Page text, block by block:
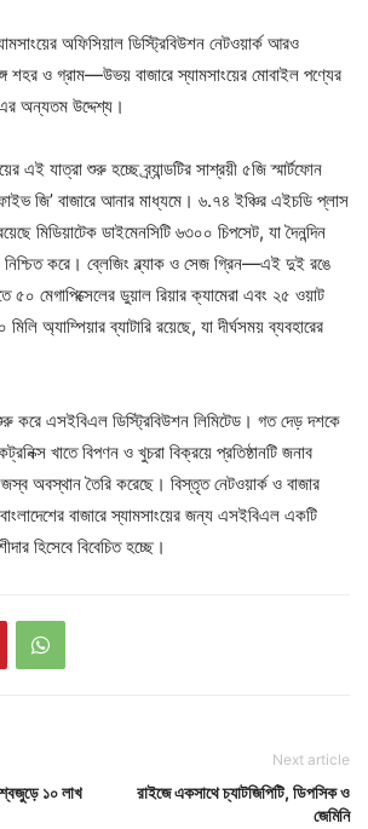
অফিসিয়াল ডিস্ট্রিবিউশন নেটওয়ার্ক আরও
শহর ও গ্রাম—উভয় বাজারে স্যামসাংয়ের মোবাইল পণ্যের
অন্যতম উদ্দেশ্য।
এই যাত্রা শুরু হচ্ছে ব্র্যান্ডটির সাশ্রয়ী ৫জি স্মার্টফোন
জি’ বাজারে আনার মাধ্যমে। ৬.৭৪ ইঞ্চির এইচডি প্লাস
মিডিয়াটেক ডাইমেনসিটি ৬৩০০ চিপসেট, যা দৈনন্দিন
নিশ্চিত করে। ব্লেজিং ব্ল্যাক ও সেজ গ্রিন—এই দুই রঙে
৫০ মেগাপিক্সেলের ডুয়াল রিয়ার ক্যামেরা এবং ২৫ ওয়াট
অ্যাম্পিয়ার ব্যাটারি রয়েছে, যা দীর্ঘসময় ব্যবহারের
করে এসইবিএল ডিস্ট্রিবিউশন লিমিটেড। গত দেড় দশকে
খাতে বিপণন ও খুচরা বিক্রয়ে প্রতিষ্ঠানটি জনাব
অবস্থান তৈরি করেছে। বিস্তৃত নেটওয়ার্ক ও বাজার
বাজারে স্যামসাংয়ের জন্য এসইবিএল একটি
হিসেবে বিবেচিত হচ্ছে।
১০ লাখ
Next article
রাইজে একসাথে চ্যাটজিপিটি, ডিপসিক ও
জেমিনি